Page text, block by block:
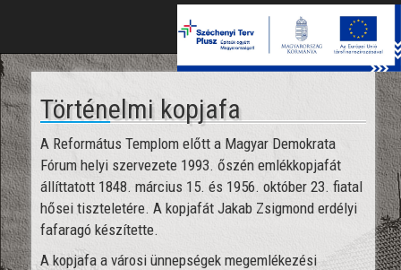
Történelmi kopjafa
A Református Templom előtt a Magyar Demokrata
Fórum helyi szervezete 1993. őszén emlékkopjafát
állíttatott 1848. március 15. és 1956. október 23. fiatal
hősei tiszteletére. A kopjafát Jakab Zsigmond erdélyi
fafaragó készítette.
A kopjafa a városi ünnepségek megemlékezési